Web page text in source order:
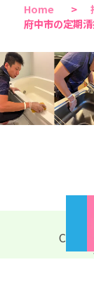
Home >
府中市の定期